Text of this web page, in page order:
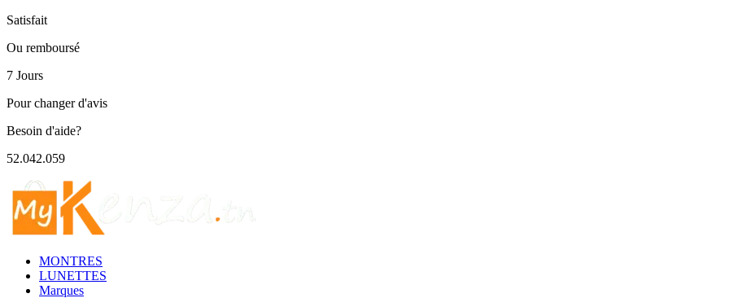
Satisfait
Ou remboursé
7 Jours
Pour changer d'avis
Besoin d'aide?
52.042.059
MONTRES
LUNETTES
Marques